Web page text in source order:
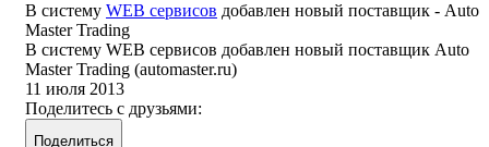
В систему WEB сервисов добавлен новый поставщик - Auto
Master Trading
В систему WEB сервисов добавлен новый поставщик Auto
Master Trading (automaster.ru)
11 июля 2013
Поделитесь с друзьями:
Поделиться